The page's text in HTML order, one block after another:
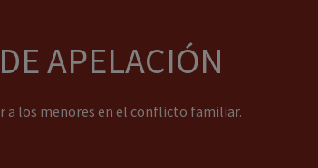
APELACIÓN
a los menores en el conflicto familiar.